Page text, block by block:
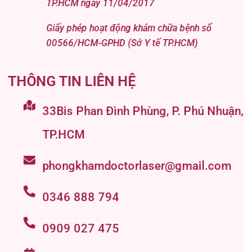
TP.HCM ngày 11/04/2017
Giấy phép hoạt động khám chữa bệnh số
00566/HCM-GPHD (Sở Y tế TP.HCM)
THÔNG TIN LIÊN HỆ
33Bis Phan Đình Phùng, P. Phú Nhuận,
TP.HCM
phongkhamdoctorlaser@gmail.com
0346 888 794
0909 027 475